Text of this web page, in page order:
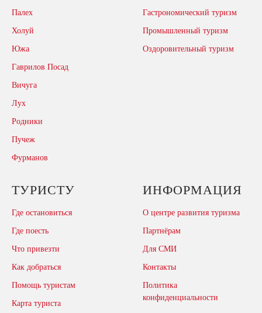
Палех
Холуй
Южа
Гаврилов Посад
Вичуга
Лух
Родники
Пучеж
Фурманов
Гастрономический туризм
Промышленный туризм
Оздоровительный туризм
ТУРИСТУ
Где остановиться
Где поесть
Что привезти
Как добраться
Помощь туристам
Карта туриста
ИНФОРМАЦИЯ
О центре развития туризма
Партнёрам
Для СМИ
Контакты
Политика
конфиденциальности